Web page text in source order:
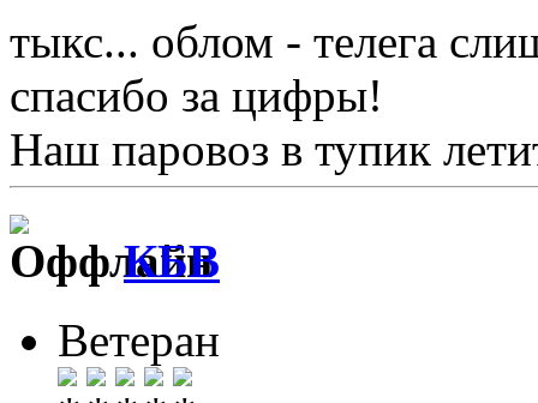
тыкс... облом - телега
спасибо за цифры!
Наш паровоз в тупик
КБВ
Ветеран